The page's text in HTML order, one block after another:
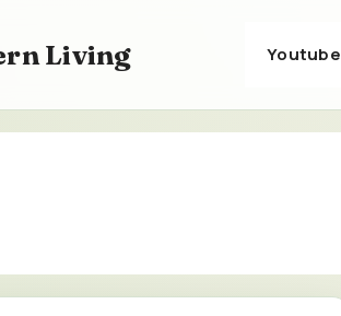
Living Youtube